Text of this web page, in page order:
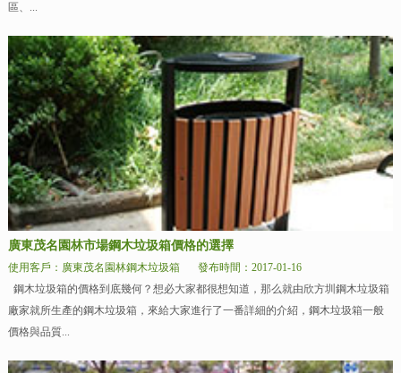
區、...
廣東茂名園林市場鋼木垃圾箱價格的選擇
使用客戶：廣東茂名園林鋼木垃圾箱
發布時間：2017-01-16
鋼木垃圾箱的價格到底幾何？想必大家都很想知道，那么就由欣方圳鋼木垃圾箱
廠家就所生產的鋼木垃圾箱，來給大家進行了一番詳細的介紹，鋼木垃圾箱一般
價格與品質...